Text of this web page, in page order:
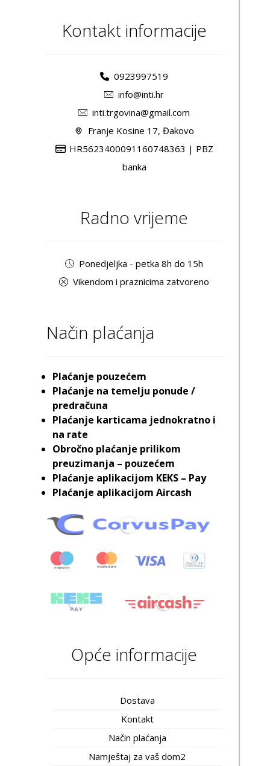
Kontakt informacije
0923997519
info@inti.hr
inti.trgovina@gmail.com
Franje Kosine 17, Đakovo
HR5623400091160748363 | PBZ
banka
Radno vrijeme
Ponedjeljka - petka 8h do 15h
Vikendom i praznicima zatvoreno
Način plaćanja
Plaćanje pouzećem
Plaćanje na temelju ponude /
predračuna
Plaćanje karticama jednokratno i
na rate
Obročno plaćanje prilikom
preuzimanja – pouzećem
Plaćanje aplikacijom KEKS – Pay
Plaćanje aplikacijom Aircash
Opće informacije
Dostava
Kontakt
Način plaćanja
Namještaj za vaš dom2